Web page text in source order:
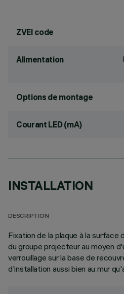
ZVEI code
Alimentation
Options de montage
Courant LED (mA)
INSTALLATION
DESCRIPTION
Fixation de la plaque à la
du groupe projecteur au moyen
verrouillage sur la base de
d'installation aussi bien au mur